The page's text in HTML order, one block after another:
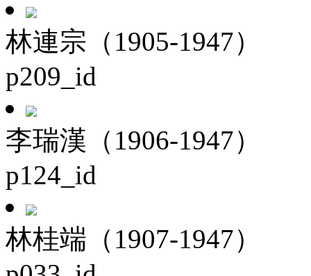
林連宗（1905-1947）
p209_id
李瑞漢（1906-1947）
p124_id
林桂端（1907-1947）